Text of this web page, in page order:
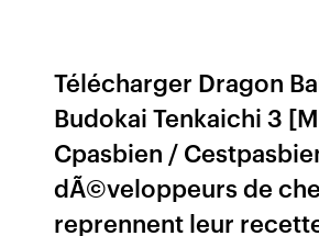
Télécharger Dragon
Budokai Tenkaichi 3
Cpasbien /
dÃ©veloppeurs de
reprennent leur